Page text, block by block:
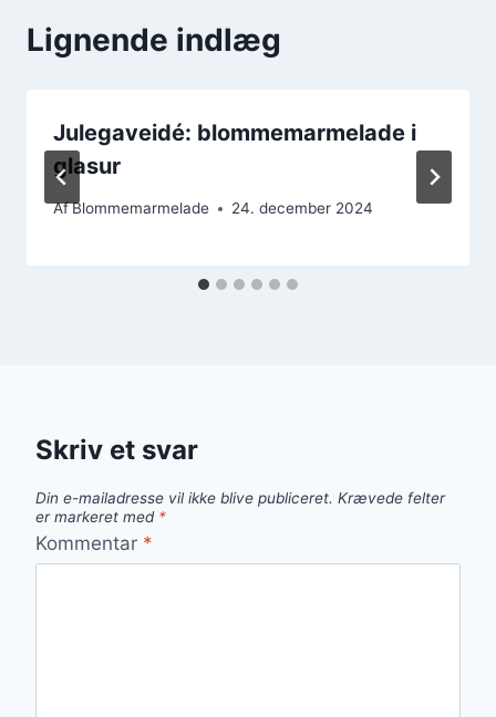
Lignende indlæg
Julegaveidé: blommemarmelade i
glasur
AfBlommemarmelade 24. december 2024
Skriv et svar
Din e-mailadresse vil ikke blive publiceret. Krævede felter
er markeret med *
Kommentar *